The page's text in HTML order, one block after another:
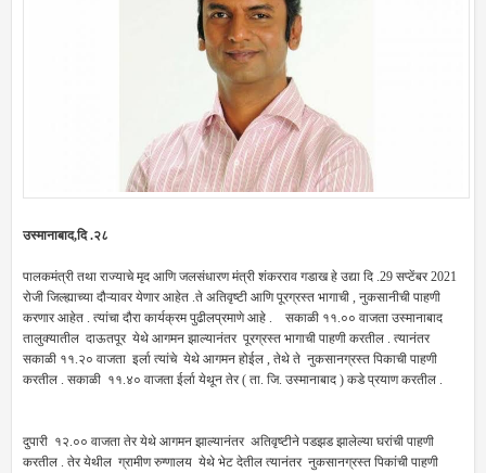
उस्मानाबाद,दि .२८
पालकमंत्री तथा राज्याचे मृद आणि जलसंधारण मंत्री शंकरराव गडाख हे उद्या दि .29 सप्टेंबर 2021
रोजी जिल्ह्याच्या दौऱ्यावर येणार आहेत .ते अतिवृष्टी आणि पूरग्रस्त भागाची , नुकसानीची पाहणी
करणार आहेत . त्यांचा दौरा कार्यक्रम पुढीलप्रमाणे आहे . सकाळी ११.०० वाजता उस्मानाबाद
तालुक्यातील दाऊतपूर येथे आगमन झाल्यानंतर पूरग्रस्त भागाची पाहणी करतील . त्यानंतर
सकाळी ११.२० वाजता इर्ला त्यांचे येथे आगमन होईल , तेथे ते नुकसानग्रस्त पिकाची पाहणी
करतील . सकाळी ११.४० वाजता ईर्ला येथून तेर ( ता. जि. उस्मानाबाद ) कडे प्रयाण करतील .
दुपारी १२.०० वाजता तेर येथे आगमन झाल्यानंतर अतिवृष्टीने पडझड झालेल्या घरांची पाहणी
करतील . तेर येथील ग्रामीण रुग्णालय येथे भेट देतील त्यानंतर नुकसानग्रस्त पिकांची पाहणी